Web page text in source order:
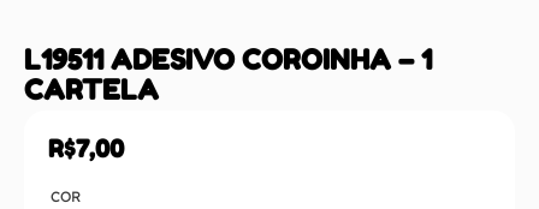
L19511 ADESIVO COROINHA – 1
CARTELA
R$7,00
COR